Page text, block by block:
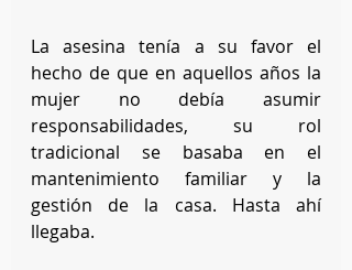
La asesina tenía a su favor el
hecho de que en aquellos años la
mujer no debía asumir
responsabilidades, su rol
tradicional se basaba en el
mantenimiento familiar y la
gestión de la casa. Hasta ahí
llegaba.